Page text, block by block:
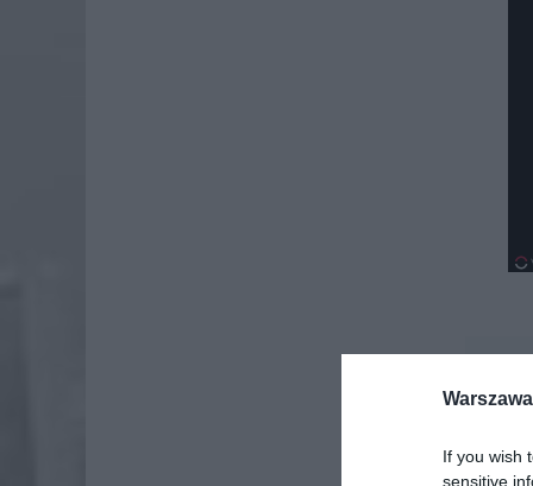
If you wish
sensitive